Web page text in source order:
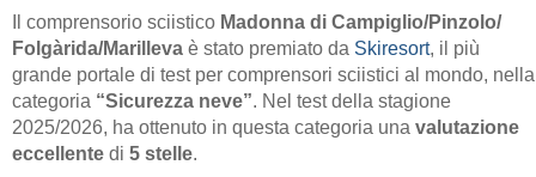
Il comprensorio sciistico Madonna di Campiglio/​Pinzolo/​
Folgàrida/​Marilleva è stato premiato da Skiresort, il più
grande portale di test per comprensori sciistici al mondo, nella
categoria “Sicurezza neve”. Nel test della stagione
2025/2026, ha ottenuto in questa categoria una valutazione
eccellente di 5 stelle.